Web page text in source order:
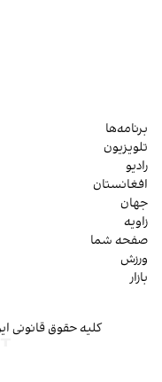
برنامه‌ها
تلویزیون
رادیو
افغانستان
جهان
زاویه
صفحه شما
ورزش
بازار
کلیه حقوق قانونی